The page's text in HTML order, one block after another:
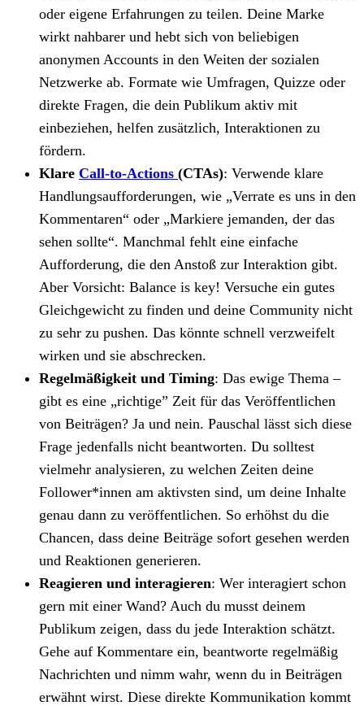
oder eigene Erfahrungen zu teilen. Deine Marke
wirkt nahbarer und hebt sich von beliebigen
anonymen Accounts in den Weiten der sozialen
Netzwerke ab. Formate wie Umfragen, Quizze oder
direkte Fragen, die dein Publikum aktiv mit
einbeziehen, helfen zusätzlich, Interaktionen zu
fördern.
Klare Call-to-Actions (CTAs): Verwende klare
Handlungsaufforderungen, wie „Verrate es uns in den
Kommentaren“ oder „Markiere jemanden, der das
sehen sollte“. Manchmal fehlt eine einfache
Aufforderung, die den Anstoß zur Interaktion gibt.
Aber Vorsicht: Balance is key! Versuche ein gutes
Gleichgewicht zu finden und deine Community nicht
zu sehr zu pushen. Das könnte schnell verzweifelt
wirken und sie abschrecken.
Regelmäßigkeit und Timing: Das ewige Thema –
gibt es eine „richtige” Zeit für das Veröffentlichen
von Beiträgen? Ja und nein. Pauschal lässt sich diese
Frage jedenfalls nicht beantworten. Du solltest
vielmehr analysieren, zu welchen Zeiten deine
Follower*innen am aktivsten sind, um deine Inhalte
genau dann zu veröffentlichen. So erhöhst du die
Chancen, dass deine Beiträge sofort gesehen werden
und Reaktionen generieren.
Reagieren und interagieren: Wer interagiert schon
gern mit einer Wand? Auch du musst deinem
Publikum zeigen, dass du jede Interaktion schätzt.
Gehe auf Kommentare ein, beantworte regelmäßig
Nachrichten und nimm wahr, wenn du in Beiträgen
erwähnt wirst. Diese direkte Kommunikation kommt